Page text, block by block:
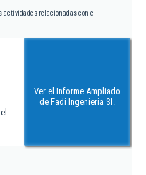
relacionadas con el
Ver el Informe Ampliado
de Fadi Ingenieria Sl.